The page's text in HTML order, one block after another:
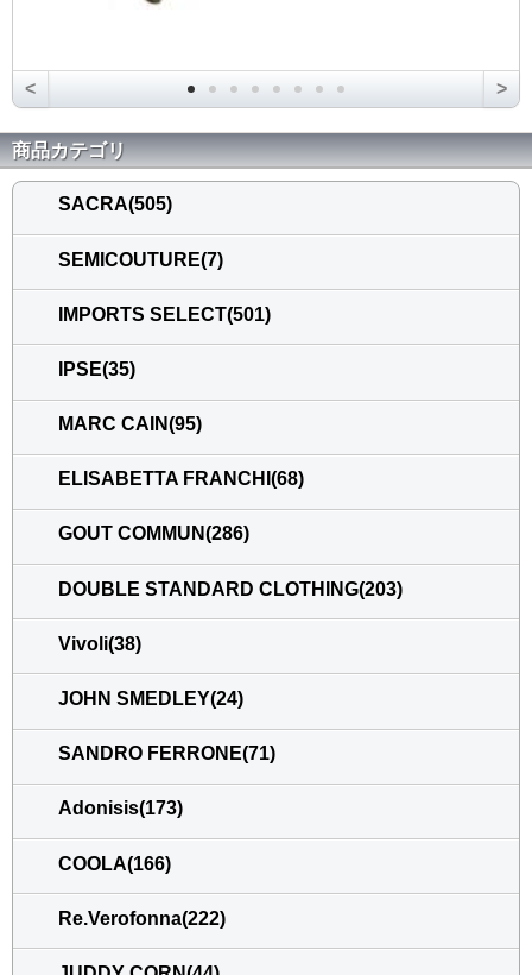
< >
商品カテゴリ
SACRA(505)
SEMICOUTURE(7)
IMPORTS SELECT(501)
IPSE(35)
MARC CAIN(95)
ELISABETTA FRANCHI(68)
GOUT COMMUN(286)
DOUBLE STANDARD CLOTHING(203)
Vivoli(38)
JOHN SMEDLEY(24)
SANDRO FERRONE(71)
Adonisis(173)
COOLA(166)
Re.Verofonna(222)